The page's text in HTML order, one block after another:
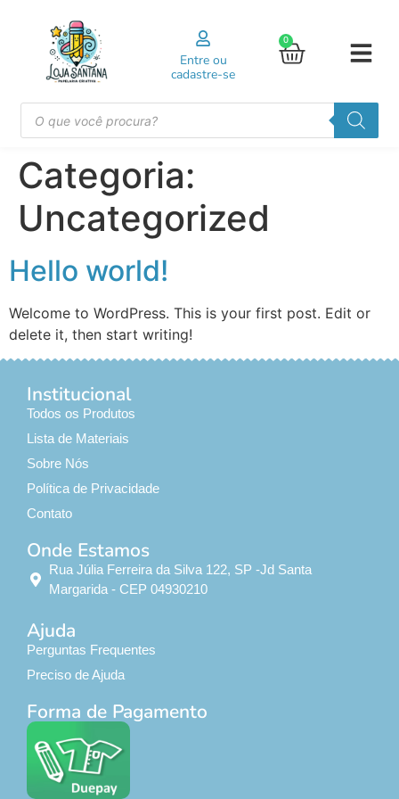
Entre ou
cadastre-se
0
Categoria:
Uncategorized
Hello world!
Welcome to WordPress. This is your first post. Edit or
delete it, then start writing!
Institucional
Todos os Produtos
Lista de Materiais
Sobre Nós
Política de Privacidade
Contato
Onde Estamos
Rua Júlia Ferreira da Silva 122, SP -Jd Santa
Margarida - CEP 04930210
Ajuda
Perguntas Frequentes
Preciso de Ajuda
Forma de Pagamento